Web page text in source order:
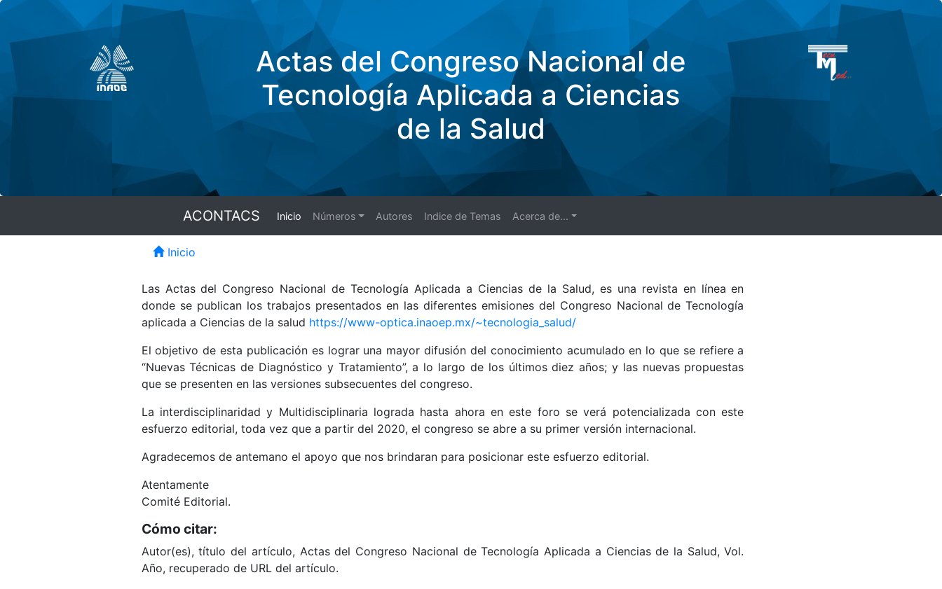
Actas del Congreso Nacional de
Tecnología Aplicada a Ciencias
de la Salud
ACONTACS Inicio Números Autores Indice de Temas Acerca de...
Inicio
Las Actas del Congreso Nacional de Tecnología Aplicada a Ciencias de la Salud, es una revista en línea en
donde se publican los trabajos presentados en las diferentes emisiones del Congreso Nacional de Tecnología
aplicada a Ciencias de la salud https://www-optica.inaoep.mx/~tecnologia_salud/
El objetivo de esta publicación es lograr una mayor difusión del conocimiento acumulado en lo que se refiere a
“Nuevas Técnicas de Diagnóstico y Tratamiento”, a lo largo de los últimos diez años; y las nuevas propuestas
que se presenten en las versiones subsecuentes del congreso.
La interdisciplinaridad y Multidisciplinaria lograda hasta ahora en este foro se verá potencializada con este
esfuerzo editorial, toda vez que a partir del 2020, el congreso se abre a su primer versión internacional.
Agradecemos de antemano el apoyo que nos brindaran para posicionar este esfuerzo editorial.
Atentamente
Comité Editorial.
Cómo citar:
Autor(es), título del artículo, Actas del Congreso Nacional de Tecnología Aplicada a Ciencias de la Salud, Vol.
Año, recuperado de URL del artículo.